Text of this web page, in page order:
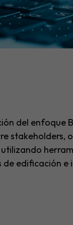
del enfoque
stakeholders,
edificación e